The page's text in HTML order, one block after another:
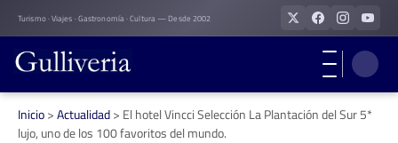
Skip
to
content
Turismo · Viajes · Gastronomía · Cultura — Desde 2002
Inicio>Actualidad> El hotel Vincci Selección La Plantación del Sur 5*
lujo, uno de los 100 favoritos del mundo.